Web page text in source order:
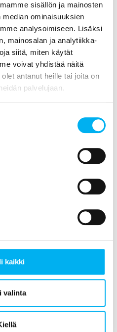
sisällön ja mainosten
ominaisuuksien
analysoimiseen. Lisäksi
mainosalan ja analytiikka-
siitä, miten käytät
voivat yhdistää näitä
antanut heille tai joita on
palvelujaan.
kaikki
valinta
pienikin
vuoto voi
aiheuttaa
mittavat
kosteusvauriot,
kuten
vesivahingon
homehtumisen.
parantaa
viihtyisyyttä,
ehkäisee
vesivahinkoja,
helpottaa
pidentää